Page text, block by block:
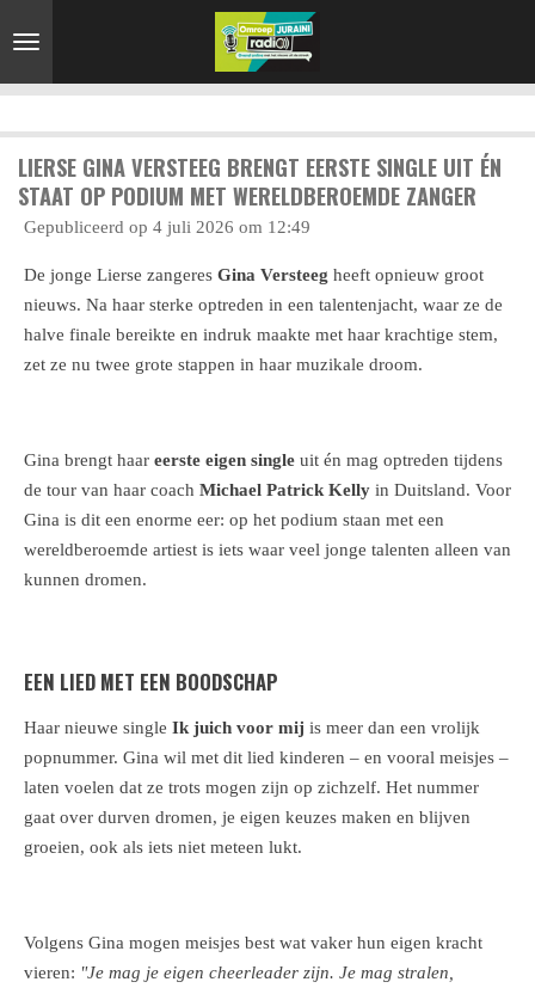
direct
naar
LIERSE GINA VERSTEEG BRENGT EERSTE SINGLE UIT ÉN
STAAT OP PODIUM MET WERELDBEROEMDE ZANGER
Gepubliceerd op 4 juli 2026 om 12:49
De jonge Lierse zangeres Gina Versteeg heeft opnieuw groot
nieuws. Na haar sterke optreden in een talentenjacht, waar ze de
halve finale bereikte en indruk maakte met haar krachtige stem,
zet ze nu twee grote stappen in haar muzikale droom.
Gina brengt haar eerste eigen single uit én mag optreden tijdens
de tour van haar coach Michael Patrick Kelly in Duitsland. Voor
Gina is dit een enorme eer: op het podium staan met een
wereldberoemde artiest is iets waar veel jonge talenten alleen van
kunnen dromen.
EEN LIED MET EEN BOODSCHAP
Haar nieuwe single Ik juich voor mij is meer dan een vrolijk
popnummer. Gina wil met dit lied kinderen – en vooral meisjes –
laten voelen dat ze trots mogen zijn op zichzelf. Het nummer
gaat over durven dromen, je eigen keuzes maken en blijven
groeien, ook als iets niet meteen lukt.
Volgens Gina mogen meisjes best wat vaker hun eigen kracht
vieren: "Je mag je eigen cheerleader zijn. Je mag stralen,